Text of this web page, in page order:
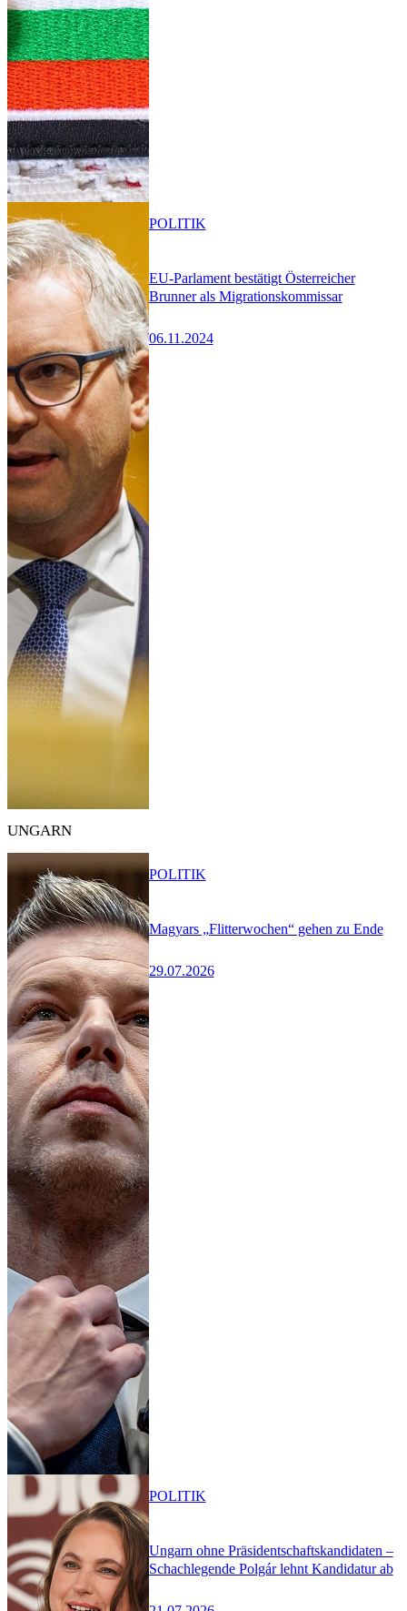
EU-Parlament bestätigt Österreicher
Brunner als Migrationskommissar
06.11.2024
POLITIK
UNGARN
Magyars „Flitterwochen“ gehen zu Ende
29.07.2026
POLITIK
Ungarn ohne Präsidentschaftskandidaten –
Schachlegende Polgár lehnt Kandidatur ab
POLITIK